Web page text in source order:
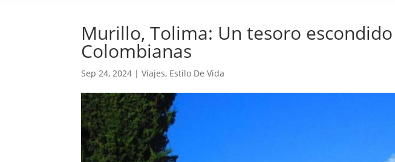
Murillo, Tolima: Un tesoro
Colombianas
Sep 24, 2024 |Viajes, Estilo De Vida